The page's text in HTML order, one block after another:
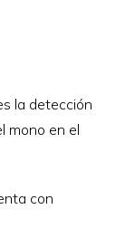
la detección
mono en el
con